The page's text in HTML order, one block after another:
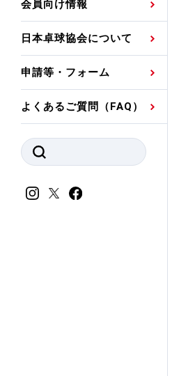
会員向け情報
日本卓球協会について
申請等・フォーム
よくあるご質問（FAQ）